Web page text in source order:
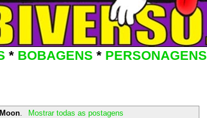
* BOBAGENS * PERSONAGENS
Mostrar todas as postagens